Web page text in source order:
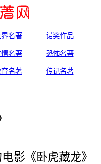
界名著 诺奖作品
情名著 恐怖名著
育名著 传记名著
影《卧虎藏龙》